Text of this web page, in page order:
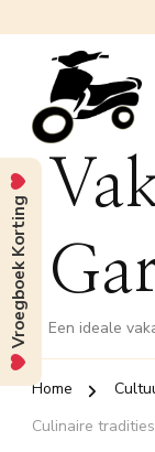
Een ideale
Home
Culinaire
Vroegboek Korting